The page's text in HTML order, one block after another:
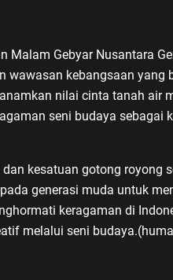
Malam Gebyar Nusantara
wawasan kebangsaan yang
nilai cinta tanah air
seni budaya sebagai
kesatuan gotong royong
generasi muda untuk
keragaman di
melalui seni